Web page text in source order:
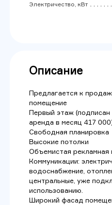
Электричество, кВт
Описание
Предлагается к
помещение
Первый этаж (подписан
аренда в месяц 417
Свободная планировка
Высокие потолки
Объемистая рекламная
Коммуникации:
водоснабжение,
центральные, уже
использованию.
Широкий фасад